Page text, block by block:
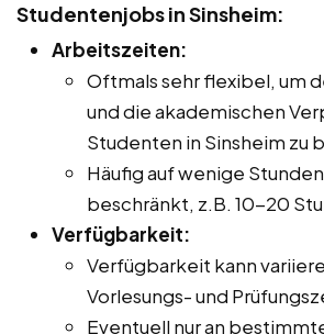
Studentenjobs in Sinsheim:
Arbeitszeiten:
Oftmals sehr flexibel, um
und die akademischen
Studenten in Sinsheim zu
Häufig auf wenige
beschränkt, z.B. 10-20
Verfügbarkeit:
Verfügbarkeit kann
Vorlesungs- und
Eventuell nur an